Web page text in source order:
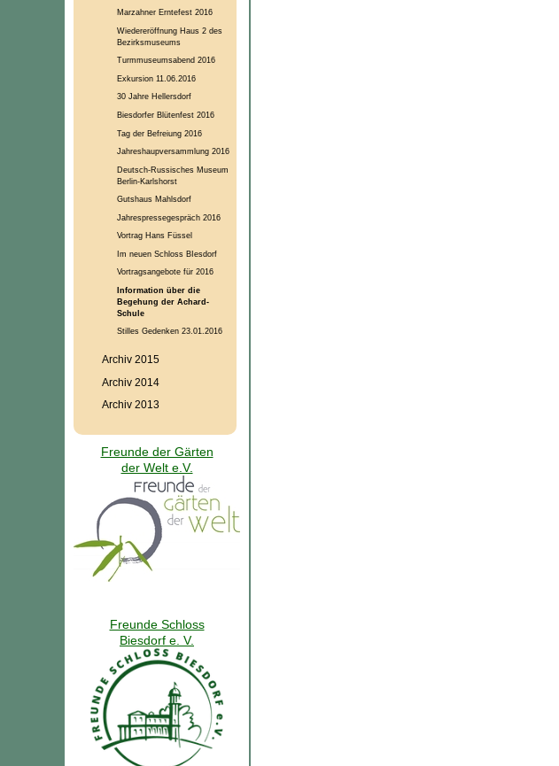
Marzahner Erntefest 2016
Wiedereröffnung Haus 2 des
Bezirksmuseums
Turmmuseumsabend 2016
Exkursion 11.06.2016
30 Jahre Hellersdorf
Biesdorfer Blütenfest 2016
Tag der Befreiung 2016
Jahreshaupversammlung 2016
Deutsch-Russisches Museum
Berlin-Karlshorst
Gutshaus Mahlsdorf
Jahrespressegespräch 2016
Vortrag Hans Füssel
Im neuen Schloss BIesdorf
Vortragsangebote für 2016
Information über die
Begehung der Achard-
Schule
Stilles Gedenken 23.01.2016
Archiv 2015
Archiv 2014
Archiv 2013
Freunde der Gärten
der Welt e.V.
Freunde Schloss
Biesdorf e. V.